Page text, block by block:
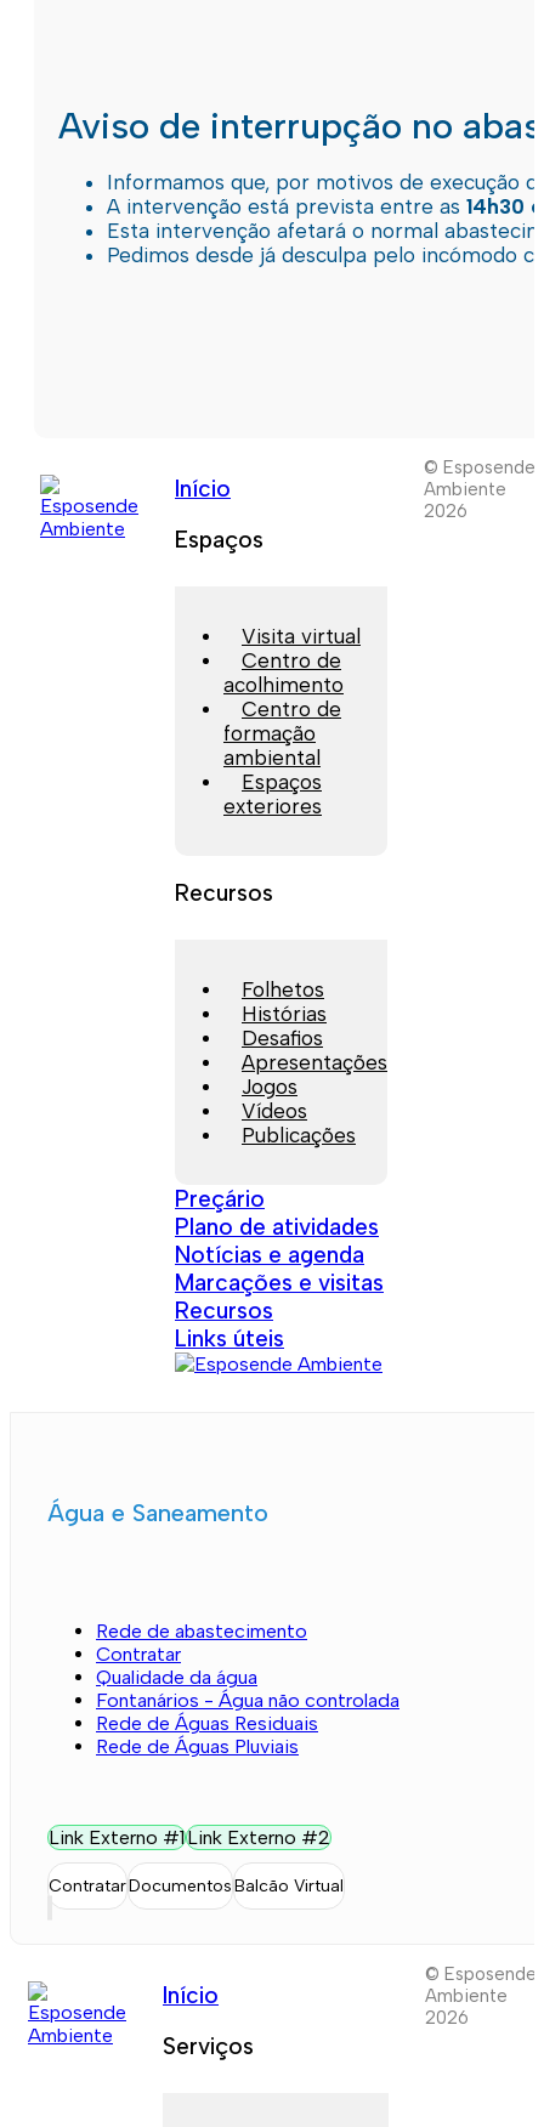
Aviso de interrupção no
Informamos que, por motivos de execução
A intervenção está prevista entre as 14h30
Esta intervenção afetará o normal
Pedimos desde já desculpa pelo incómodo
Início
Espaços
Visita virtual
Centro de
acolhimento
Centro de
formação
ambiental
Espaços
exteriores
Recursos
Folhetos
Histórias
Desafios
Apresentações
Jogos
Vídeos
Publicações
Preçário
Plano de atividades
Notícias e agenda
Marcações e visitas
Recursos
Links úteis
© Esposende
Ambiente
2026
Água e Saneamento
Rede de abastecimento
Contratar
Qualidade da água
Fontanários - Água não controlada
Rede de Águas Residuais
Rede de Águas Pluviais
Link Externo #1Link Externo #2
ContratarDocumentosBalcão Virtual
Início
Serviços
© Esposende
Ambiente
2026